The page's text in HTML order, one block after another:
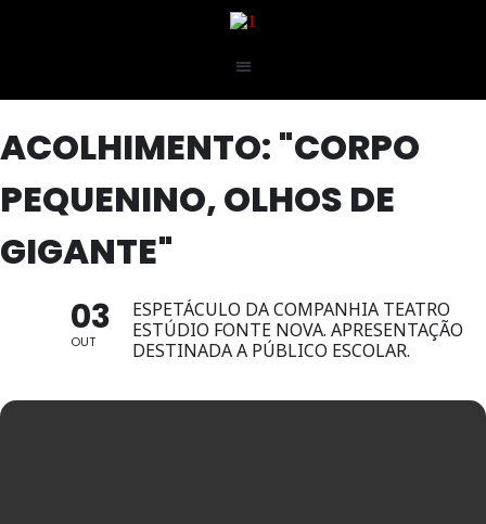
ACOLHIMENTO: "CORPO
PEQUENINO, OLHOS DE
GIGANTE"
03
OUT
ESPETÁCULO DA COMPANHIA TEATRO
ESTÚDIO FONTE NOVA. APRESENTAÇÃO
DESTINADA A PÚBLICO ESCOLAR.